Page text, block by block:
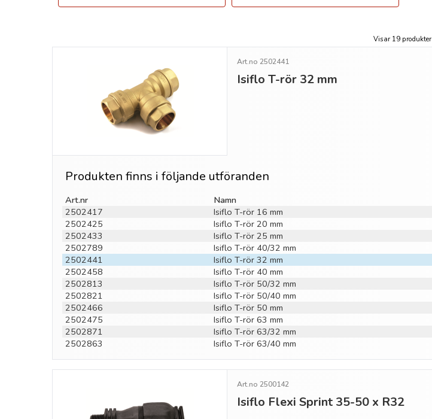
Visar 19 produkter
Art.no 2502441
Isiflo T-rör 32 mm
Produkten finns i följande utföranden
Art.nr Namn
2502417
Isiflo T-rör 16 mm
2502425
Isiflo T-rör 20 mm
2502433
Isiflo T-rör 25 mm
2502789
Isiflo T-rör 40/32 mm
2502441
Isiflo T-rör 32 mm
2502458
Isiflo T-rör 40 mm
2502813
Isiflo T-rör 50/32 mm
2502821
Isiflo T-rör 50/40 mm
2502466
Isiflo T-rör 50 mm
2502475
Isiflo T-rör 63 mm
2502871
Isiflo T-rör 63/32 mm
2502863
Isiflo T-rör 63/40 mm
Art.no 2500142
Isiflo Flexi Sprint 35-50 x R32